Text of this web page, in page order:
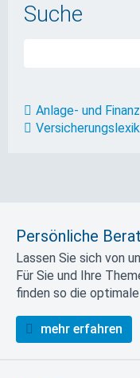
Suche
Anlage- und
Persönliche
Lassen Sie sich von
Für Sie und Ihre
finden so die
mehr erfahren